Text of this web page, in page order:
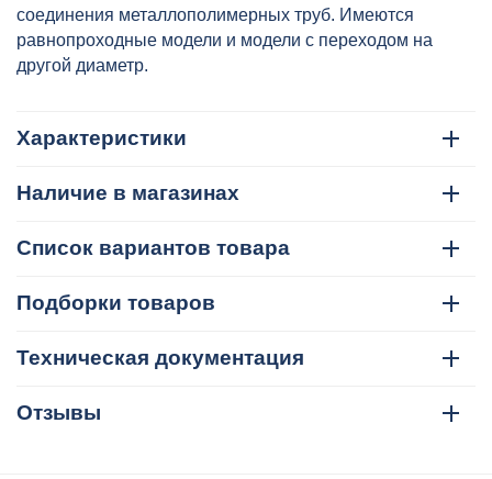
соединения металлополимерных труб. Имеются
равнопроходные модели и модели с переходом на
другой диаметр.
Характеристики
Наличие в магазинах
Список вариантов товара
Подборки товаров
Техническая документация
Отзывы